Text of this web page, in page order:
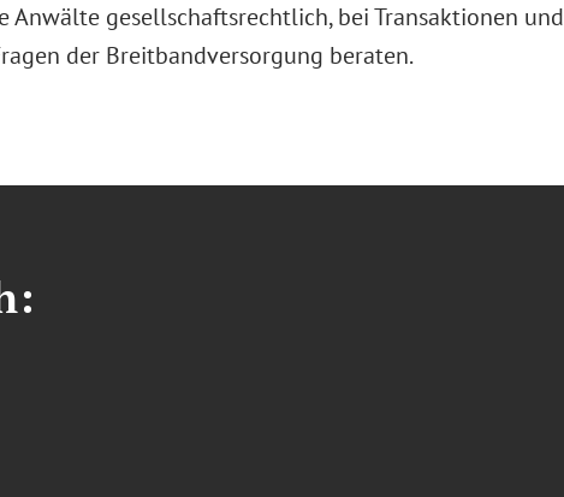
Anwälte gesellschaftsrechtlich, bei Transaktionen und
der Breitbandversorgung beraten.